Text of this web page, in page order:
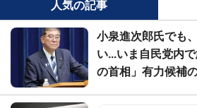
人気の記事
小泉進次郎氏でも
い...いま自民党内
の首相」有力候補